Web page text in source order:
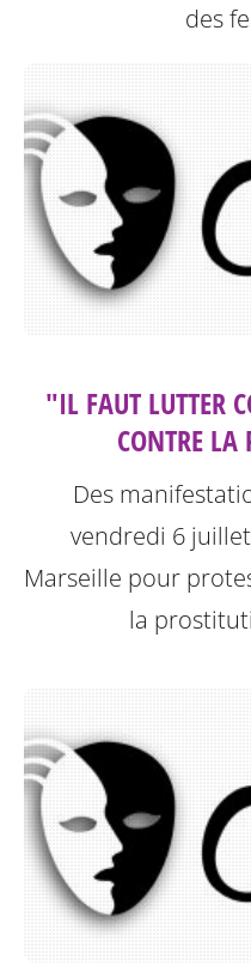
des
"IL FAUT LUTTER
CONTRE
Des
vendredi 6
Marseille pour
la